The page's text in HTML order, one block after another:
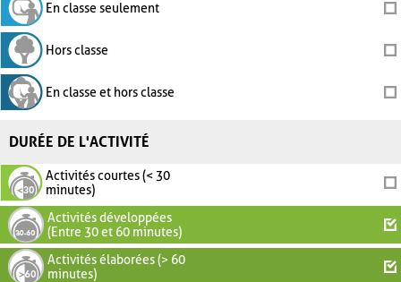
En classe seulement
Hors classe
En classe et hors classe
DURÉE DE L'ACTIVITÉ
Activités courtes (< 30
minutes)
Activités développées
(Entre 30 et 60 minutes)
Activités élaborées (> 60
minutes)